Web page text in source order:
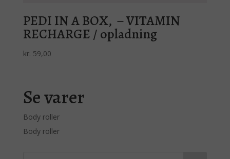
PEDI IN A BOX, – VITAMIN
RECHARGE / opladning
kr. 59,00
Se varer
Body roller
Body roller